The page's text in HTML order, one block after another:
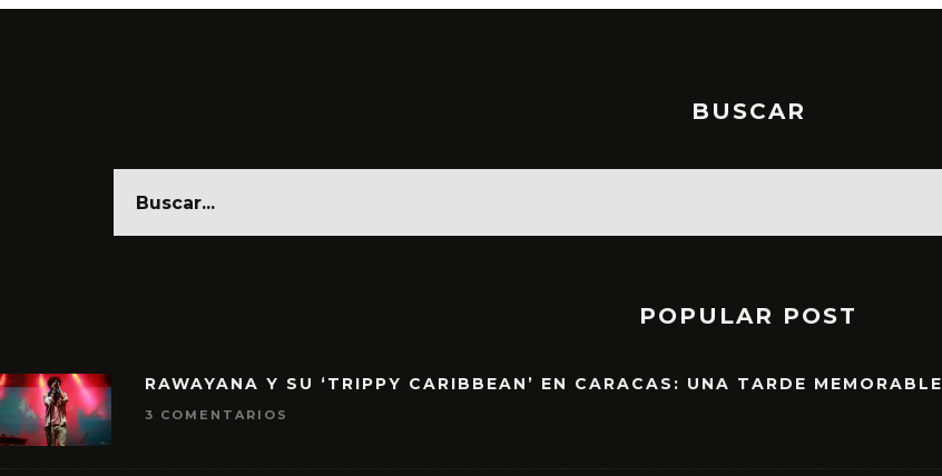
BUSCAR
POPULAR POST
RAWAYANA Y SU ‘TRIPPY CARIBBEAN’ EN CARACAS: UNA TARDE MEMORABLE
3 COMENTARIOS